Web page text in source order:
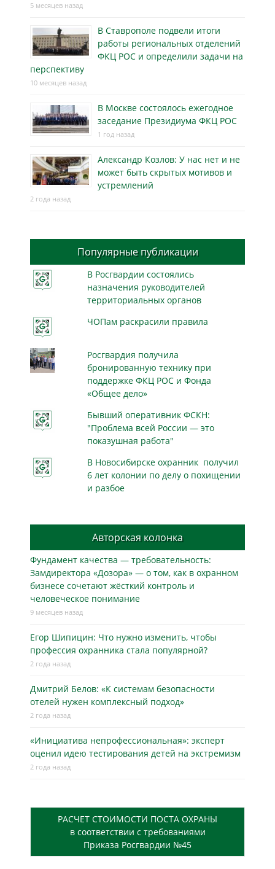
5 месяцев назад
В Ставрополе подвели итоги
работы региональных отделений
ФКЦ РОС и определили задачи на
перспективу
10 месяцев назад
В Москве состоялось ежегодное
заседание Президиума ФКЦ РОС
1 год назад
Александр Козлов: У нас нет и не
может быть скрытых мотивов и
устремлений
2 года назад
Популярные публикации
В Росгвардии состоялись
назначения руководителей
территориальных органов
ЧОПам раскрасили правила
Росгвардия получила
бронированную технику при
поддержке ФКЦ РОС и Фонда
«Общее дело»
Бывший оперативник ФСКН:
"Проблема всей России — это
показушная работа"
В Новосибирске охранник получил
6 лет колонии по делу о похищении
и разбое
Авторская колонка
Фундамент качества — требовательность:
Замдиректора «Дозора» — о том, как в охранном
бизнесe сочетают жёсткий контроль и
человеческое понимание
9 месяцев назад
Егор Шипицин: Что нужно изменить, чтобы
профессия охранника стала популярной?
2 года назад
Дмитрий Белов: «К системам безопасности
отелей нужен комплексный подход»
2 года назад
«Инициатива непрофессиональная»: эксперт
оценил идею тестирования детей на экстремизм
2 года назад
РАСЧЕТ СТОИМОСТИ ПОСТА ОХРАНЫ
в соответствии с требованиями
Приказа Росгвардии №45